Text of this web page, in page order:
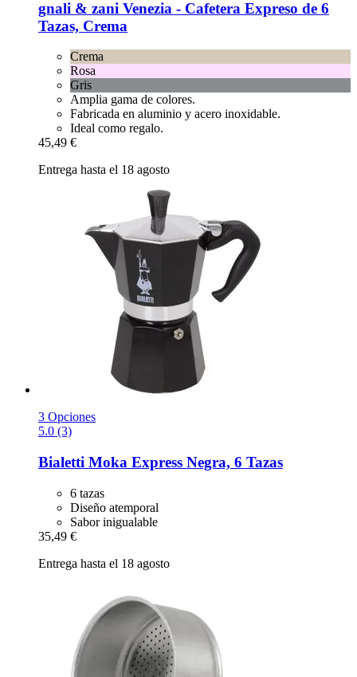
gnali & zani Venezia -​ Cafetera Expreso de 6
Tazas, Crema
Crema
Rosa
Gris
Amplia gama de colores.
Fabricada en aluminio y acero inoxidable.
Ideal como regalo.
45,49 €
Entrega hasta el 18 agosto
3 Opciones
5.0 (3)
Bialetti Moka Express Negra, 6 Tazas
6 tazas
Diseño atemporal
Sabor inigualable
35,49 €
Entrega hasta el 18 agosto